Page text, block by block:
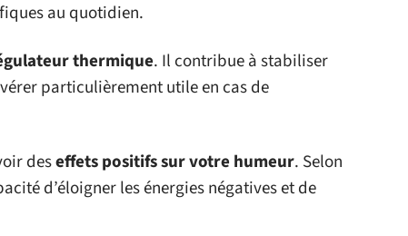
au quotidien.
thermique. Il contribue à stabiliser
particulièrement utile en cas de
deseffets positifs sur votre humeur. Selon
d’éloigner les énergies négatives et de